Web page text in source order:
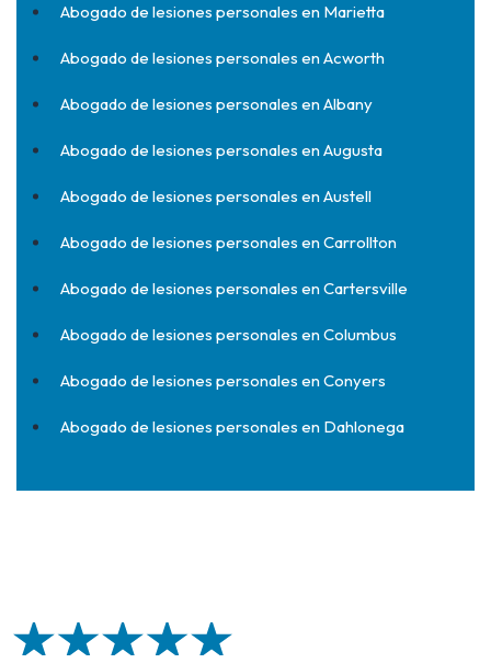
Abogado de lesiones personales en Marietta
Abogado de lesiones personales en Acworth
Abogado de lesiones personales en Albany
Abogado de lesiones personales en Augusta
Abogado de lesiones personales en Austell
Abogado de lesiones personales en Carrollton
Abogado de lesiones personales en Cartersville
Abogado de lesiones personales en Columbus
Abogado de lesiones personales en Conyers
Abogado de lesiones personales en Dahlonega